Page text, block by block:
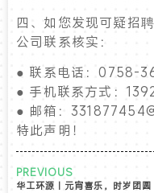
四、如您发现可疑招
公司联系核实：
● 联系电话：0758-
● 手机联系方式：
● 邮箱：
特此声明！
PREVIOUS
华工环源 | 元宵喜乐，时岁团圆​